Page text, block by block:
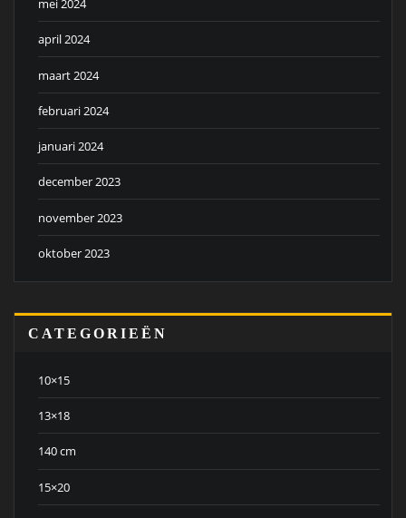
mei 2024
april 2024
maart 2024
februari 2024
januari 2024
december 2023
november 2023
oktober 2023
CATEGORIEËN
10×15
13×18
140 cm
15×20